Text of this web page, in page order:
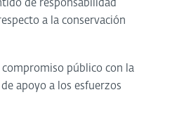
de responsabilidad
a la conservación
público con la
apoyo a los esfuerzos